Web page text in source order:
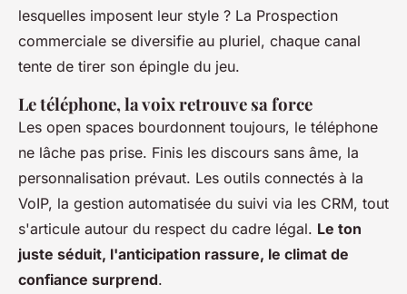
lesquelles imposent leur style ? La Prospection
commerciale se diversifie au pluriel, chaque canal
tente de tirer son épingle du jeu.
Le téléphone, la voix retrouve sa force
Les open spaces bourdonnent toujours, le téléphone
ne lâche pas prise. Finis les discours sans âme, la
personnalisation prévaut. Les outils connectés à la
VoIP, la gestion automatisée du suivi via les CRM, tout
s'articule autour du respect du cadre légal. Le ton
juste séduit, l'anticipation rassure, le climat de
confiance surprend.